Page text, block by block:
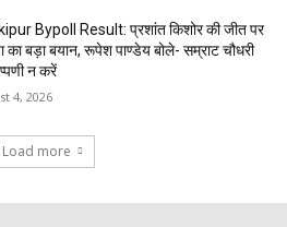
Bypoll Result: प्रशांत किशोर की जीत पर
का बड़ा बयान, रूपेश पाण्डेय बोले- सम्राट चौधरी
न करें
4, 2026
Load more